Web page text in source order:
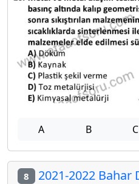
A B C
8 2021-2022 Bahar